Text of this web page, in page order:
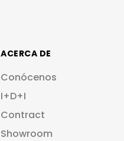
ACERCA DE
Conócenos
I+D+I
Contract
Showroom